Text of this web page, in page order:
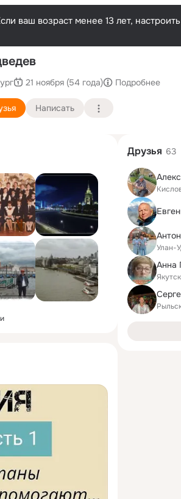
ваш возраст менее 13 лет,
21 ноября (54 года) Подробнее
Написать
Друзья 63
Улан-
Анна
Якутск